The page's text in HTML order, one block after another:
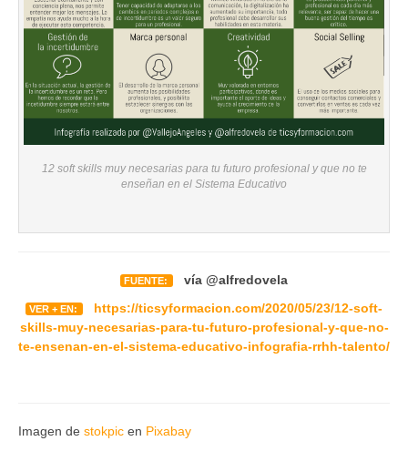
12 soft skills muy necesarias para tu futuro profesional y que no te
enseñan en el Sistema Educativo
FUENTE: vía @alfredovela
VER + EN:
https://ticsyformacion.com/2020/05/23/12-soft-
skills-muy-necesarias-para-tu-futuro-profesional-y-que-no-
te-ensenan-en-el-sistema-educativo-infografia-rrhh-talento/
Imagen de stokpic en Pixabay